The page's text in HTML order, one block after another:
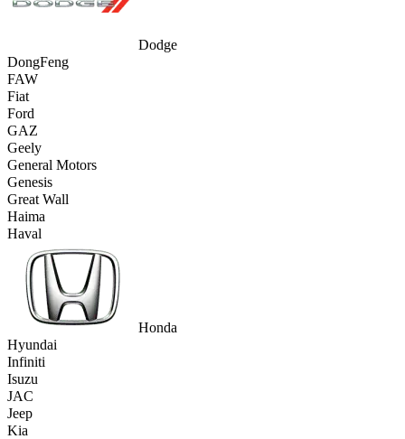
Dodge
DongFeng
FAW
Fiat
Ford
GAZ
Geely
General Motors
Genesis
Great Wall
Haima
Haval
Honda
Hyundai
Infiniti
Isuzu
JAC
Jeep
Kia